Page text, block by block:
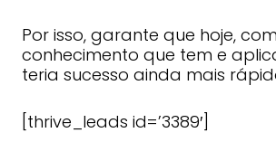
Por isso, garante que hoje,
conhecimento que tem e
teria sucesso ainda mais
[thrive_leads id=’3389′]